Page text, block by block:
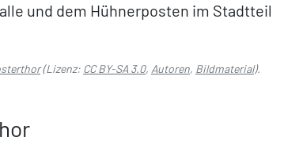
und dem Hühnerposten im Stadtteil
(Lizenz: CC BY-SA 3.0, Autoren, Bildmaterial).